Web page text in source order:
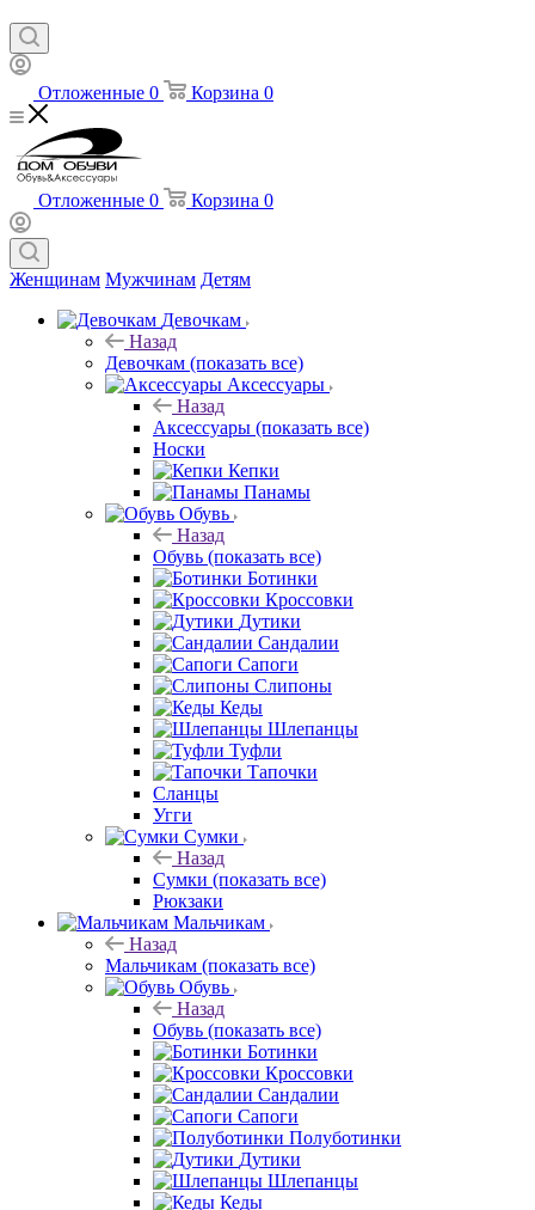
Отложенные 0 Корзина 0
Отложенные 0 Корзина 0
Женщинам Мужчинам Детям
Девочкам
Назад
Девочкам (показать все)
Аксессуары
Назад
Аксессуары (показать все)
Носки
Кепки
Панамы
Обувь
Назад
Обувь (показать все)
Ботинки
Кроссовки
Дутики
Сандалии
Сапоги
Слипоны
Кеды
Шлепанцы
Туфли
Тапочки
Сланцы
Угги
Сумки
Назад
Сумки (показать все)
Рюкзаки
Мальчикам
Назад
Мальчикам (показать все)
Обувь
Назад
Обувь (показать все)
Ботинки
Кроссовки
Сандалии
Сапоги
Полуботинки
Дутики
Шлепанцы
Кеды